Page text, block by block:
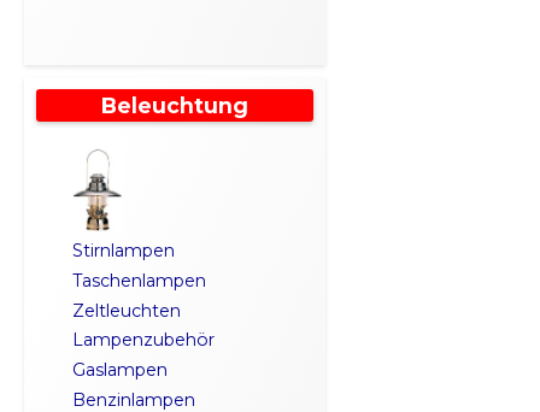
Beleuchtung
Stirnlampen
Taschenlampen
Zeltleuchten
Lampenzubehör
Gaslampen
Benzinlampen